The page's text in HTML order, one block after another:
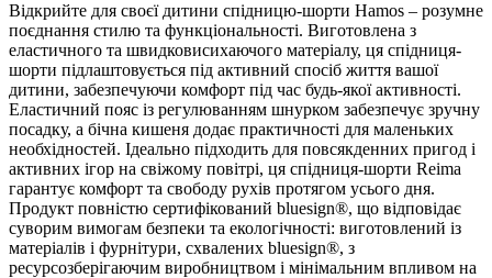
Відкрийте для своєї дитини спідницю-шорти Hamos – розумне
поєднання стилю та функціональності. Виготовлена з
еластичного та швидковисихаючого матеріалу, ця спідниця-
шорти підлаштовується під активний спосіб життя вашої
дитини, забезпечуючи комфорт під час будь-якої активності.
Еластичний пояс із регулюванням шнурком забезпечує зручну
посадку, а бічна кишеня додає практичності для маленьких
необхідностей. Ідеально підходить для повсякденних пригод і
активних ігор на свіжому повітрі, ця спідниця-шорти Reima
гарантує комфорт та свободу рухів протягом усього дня.
Продукт повністю сертифікований bluesign®, що відповідає
суворим вимогам безпеки та екологічності: виготовлений із
матеріалів і фурнітури, схвалених bluesign®, з
ресурсозберігаючим виробництвом і мінімальним впливом на